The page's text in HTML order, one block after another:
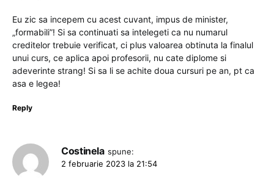
Eu zic sa incepem cu acest cuvant, impus de minister,
„formabili”! Si sa continuati sa intelegeti ca nu numarul
creditelor trebuie verificat, ci plus valoarea obtinuta la finalul
unui curs, ce aplica apoi profesorii, nu cate diplome si
adeverinte strang! Si sa li se achite doua cursuri pe an, pt ca
asa e legea!
Reply
Costinela spune:
2 februarie 2023 la 21:54